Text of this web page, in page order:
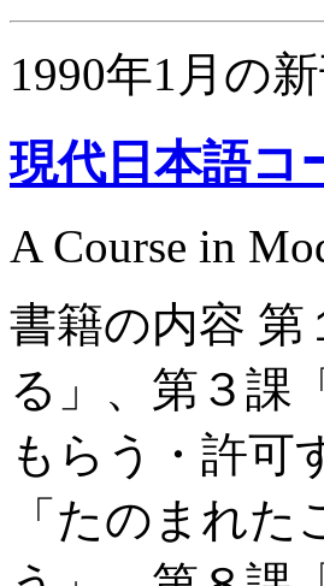
1990年1月の新
現代日本語
A Course in
書籍の内容 第
る」、第３課
もらう・許可
「たのまれ